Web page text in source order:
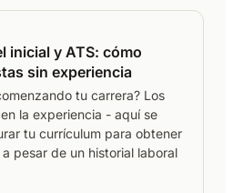
inicial y ATS: cómo
sin experiencia
tu carrera? Los
la experiencia - aquí se
tu currículum para obtener
pesar de un historial laboral